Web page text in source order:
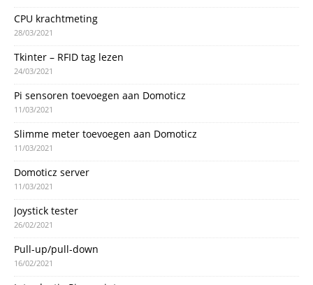
CPU krachtmeting
28/03/2021
Tkinter – RFID tag lezen
24/03/2021
Pi sensoren toevoegen aan Domoticz
11/03/2021
Slimme meter toevoegen aan Domoticz
11/03/2021
Domoticz server
11/03/2021
Joystick tester
26/02/2021
Pull-up/pull-down
16/02/2021